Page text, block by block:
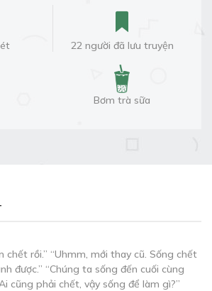
22 người đã lưu truyện
Bơm trà sữa
chết rồi.” “Uhmm, mới thay cũ. Sống chết
được.” “Chúng ta sống đến cuối cùng
cũng phải chết, vậy sống để làm gì?”